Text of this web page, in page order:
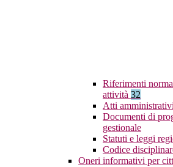
Riferimenti
attività 32
Atti
Documenti di
gestionale
Statuti e leggi
Codice
Oneri informativi per